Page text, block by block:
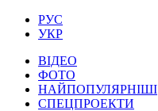
РУС
УКР
ВІДЕО
ФОТО
НАЙПОПУЛЯРНІШІ
СПЕЦПРОЕКТИ